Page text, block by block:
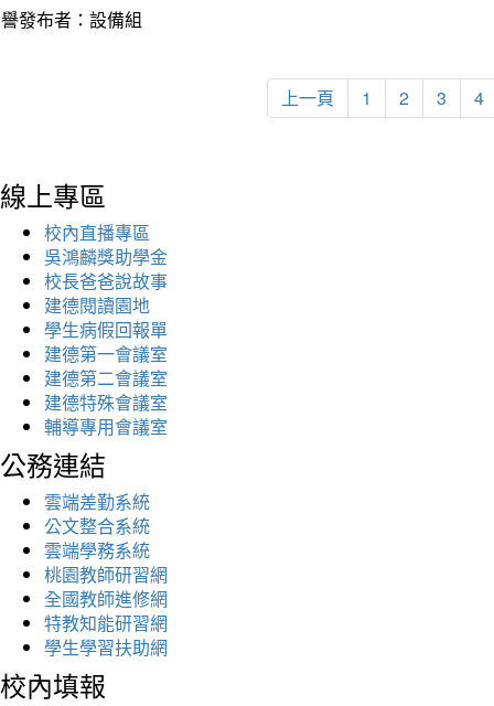
發布者：設備組
上一頁 1 2 3 4
線上專區
校內直播專區
吳鴻麟獎助學金
校長爸爸說故事
建德閱讀園地
學生病假回報單
建德第一會議室
建德第二會議室
建德特殊會議室
輔導專用會議室
公務連結
雲端差勤系統
公文整合系統
雲端學務系統
桃園教師研習網
全國教師進修網
特教知能研習網
學生學習扶助網
校內填報